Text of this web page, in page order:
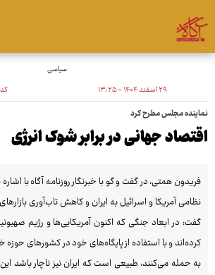
سیاسی
۲۹ اسفند ۱۴۰۴ - ۱۳:۲۵
نماینده مجلس مطرح کرد
اقتصاد جهانی در برابر شوک انرژی
فریدون همتی، در گفت و گو با خبرنگار روزنامه آگاه با
نظامی آمریکا و اسرائیل به ایران و کاهش تاب‌آوری
گفت: در ابعاد جنگی که اکنون آمریکایی‌ها و رژیم
کرده‌اند و با استفاده از پایگاه‌های خود در کشورهای
به حمله می‌کنند، طبیعی است که ایران نیز ناچار باشد این